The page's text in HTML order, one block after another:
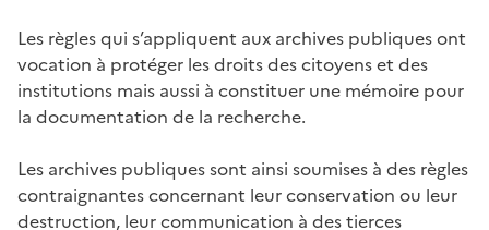
Les règles qui s’appliquent aux archives publiques ont
vocation à protéger les droits des citoyens et des
institutions mais aussi à constituer une mémoire pour
la documentation de la recherche.
Les archives publiques sont ainsi soumises à des règles
contraignantes concernant leur conservation ou leur
destruction, leur communication à des tierces